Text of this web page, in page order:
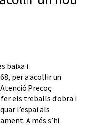
baixa i
per a acollir un
Precoç
els treballs d’obra i
l’espai als
A més s’hi